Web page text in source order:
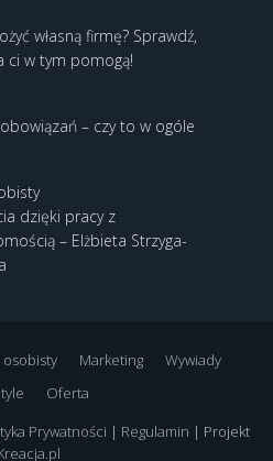
własną firmę? Sprawdź,
ci w tym pomogą!
– czy to w ogóle
dzięki pracy z
– Elżbieta Strzyga-
Marketing
Wywiady
Oferta
Prywatności | Regulamin | Projekt